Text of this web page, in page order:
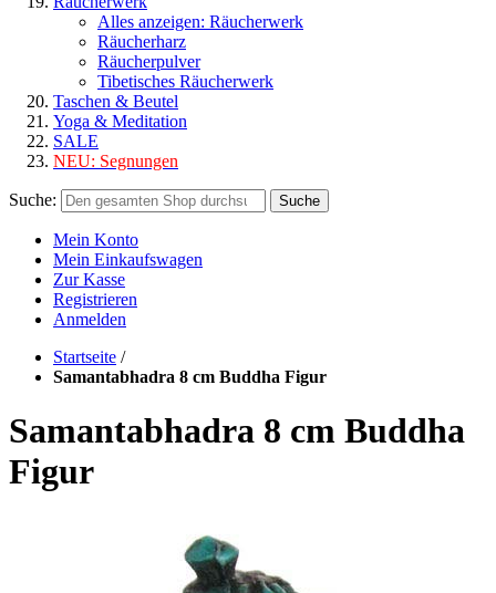
Alles anzeigen: Räucherwerk
Räucherharz
Räucherpulver
Tibetisches Räucherwerk
Taschen & Beutel
Yoga & Meditation
SALE
NEU: Segnungen
Suche: Suche
Mein Konto
Mein Einkaufswagen
Zur Kasse
Registrieren
Anmelden
Startseite /
Samantabhadra 8 cm Buddha Figur
Samantabhadra 8 cm Buddha
Figur